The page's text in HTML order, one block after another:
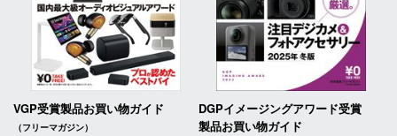
VGP受賞製品お買い物ガイド
（フリーマガジン）
DGPイメージングアワード受賞
製品お買い物ガイド